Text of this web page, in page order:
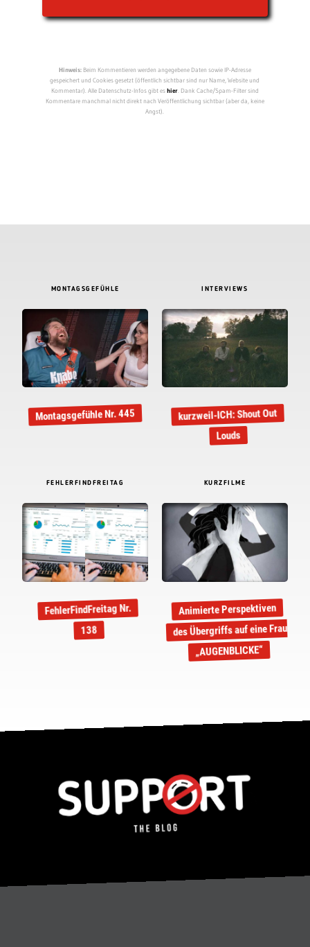
Hinweis:Beim Kommentieren werden angegebene Daten sowie IP-Adresse
gespeichert und Cookies gesetzt (öffentlich sichtbar sind nur Name, Website und
Kommentar). Alle Datenschutz-Infos gibt eshier. Dank Cache/Spam-Filter sind
Kommentare manchmal nicht direkt nach Veröffentlichung sichtbar (aber da, keine
Angst).
MONTAGSGEFÜHLE
Montagsgefühle Nr. 445
INTERVIEWS
kurzweil-ICH: Shout Out
Louds
FEHLERFINDFREITAG
FehlerFindFreitag Nr.
138
KURZFILME
Animierte Perspektiven
des Übergriffs auf eine Frau:
„AUGENBLICKE“